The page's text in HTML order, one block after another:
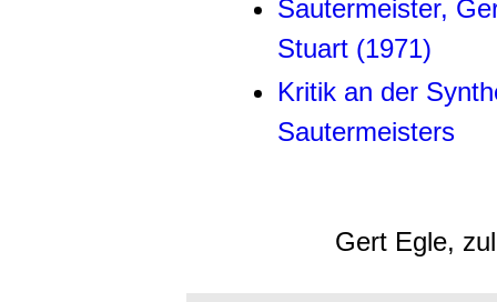
Sautermeister,
Stuart (1971)
Kritik an der
Sautermeisters
Gert Egle,